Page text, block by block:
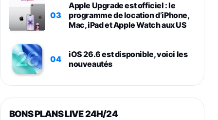
03
Apple Upgrade est officiel : le
programme de location d’iPhone,
Mac, iPad et Apple Watch aux US
04
iOS 26.6 est disponible, voici les
nouveautés
BONS PLANS LIVE 24H/24